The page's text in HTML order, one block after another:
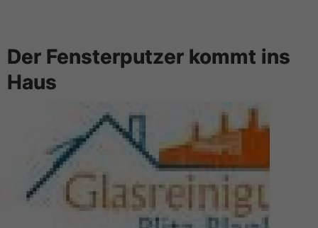
Der Fensterputzer kommt ins
Haus